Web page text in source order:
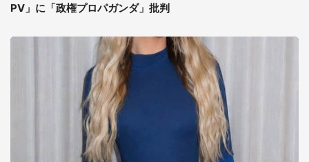
PV」に「政権プロパガンダ」批判